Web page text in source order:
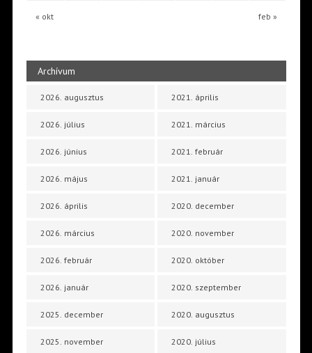
« okt feb »
Archívum
2026. augusztus
2026. július
2026. június
2026. május
2026. április
2026. március
2026. február
2026. január
2025. december
2025. november
2021. április
2021. március
2021. február
2021. január
2020. december
2020. november
2020. október
2020. szeptember
2020. augusztus
2020. július